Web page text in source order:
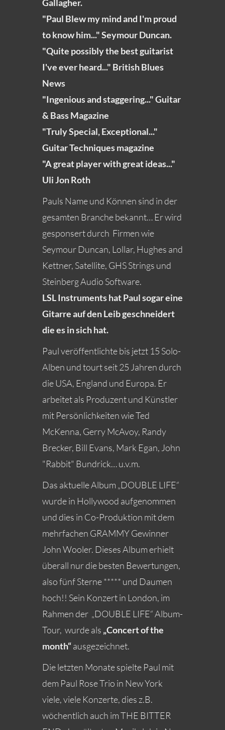
Gallagher.
"Paul Blew my mind and I'm proud
to know him..." Seymour Duncan.
"Quite possibly the best guitarist
I've ever heard..." British Blues
News
"Ingenious and staggering..." Guitar
& Bass Magazine
"Truly Special, Exceptional..."
Guitar Techniques magazine
"A great player with great ideas..."
Uli Jon Roth
Pauls Name und Können sind in der
gesamten Branche bekannt… Er wird
gesponsert durch Firmen wie
Seymour Duncan, Lollar, Hughes and
Kettner, Satellite, GHS Strings und
Steinberg Audio Software.
LSL Instruments hat Paul sogar eine
Gitarre auf den Leib geschneidert
die es in sich hat.
Paul veröffentlichte bis jetzt 15 Solo-
Alben und tourt seit 25 Jahren durch
die USA, England und Europa. Er
arbeitet als Produzent und Künstler
mit Persönlichkeiten wie Ted
McKenna, Gerry McAvoy, Randy
Brecker, Bill Evans, Mark Egan, John
"Rabbit" Bundrick… u.v.m.
Das aktuelle Album „DOUBLE LIFE“
wurde in Hollywood aufgenommen
und dies in Co-Produktion mit dem
mehrfachen GRAMMY Gewinner
John Wooler. Dieses Album erhielt
überall nur die besten Bewertungen,
also fünf Sterne ***** und Daumen
hoch!! Sein Konzert in London, im
Rahmen der „DOUBLE LIFE“ Album-
Tour, wurde als „Concert of the
month“ausgezeichnet.
Die letzten Monate spielte Paul mit
dem Paul Rose Trio in New York
viele, viele Konzerte, dies z.B.
wöchentlich auch im THE BITTER